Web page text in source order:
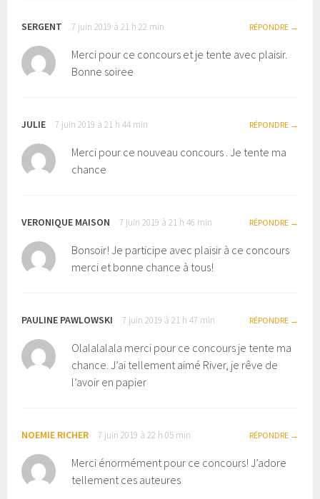
SERGENT 7 juin 2019 à 21 h 22 min RÉPONDRE
Merci pour ce concours et je tente avec plaisir.
Bonne soiree
JULIE 7 juin 2019 à 21 h 44 min RÉPONDRE
Merci pour ce nouveau concours . Je tente ma
chance
VERONIQUE MAISON 7 juin 2019 à 21 h 46 min RÉPONDRE
Bonsoir! Je participe avec plaisir à ce concours
merci et bonne chance à tous!
PAULINE PAWLOWSKI 7 juin 2019 à 21 h 47 min RÉPONDRE
Olalalalala merci pour ce concours je tente ma
chance. J’ai tellement aimé River, je rêve de
l’avoir en papier
NOEMIE RICHER 7 juin 2019 à 22 h 05 min RÉPONDRE
Merci énormément pour ce concours! J’adore
tellement ces auteures